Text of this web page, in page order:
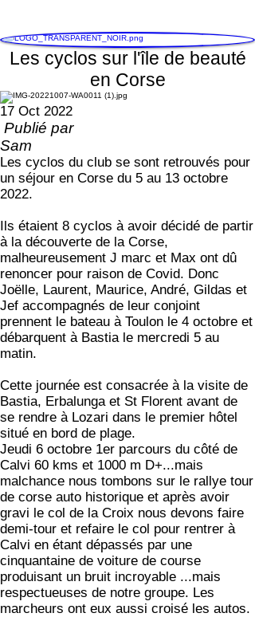
Les cyclos sur l'île de beauté
en Corse
17 Oct 2022
Publié par
Sam
Les cyclos du club se sont retrouvés pour
un séjour en Corse du 5 au 13 octobre
2022.
Ils étaient 8 cyclos à avoir décidé de partir
à la découverte de la Corse,
malheureusement J marc et Max ont dû
renoncer pour raison de Covid. Donc
Joëlle, Laurent, Maurice, André, Gildas et
Jef accompagnés de leur conjoint
prennent le bateau à Toulon le 4 octobre et
débarquent à Bastia le mercredi 5 au
matin.
Cette journée est consacrée à la visite de
Bastia, Erbalunga et St Florent avant de
se rendre à Lozari dans le premier hôtel
situé en bord de plage.
Jeudi 6 octobre 1er parcours du côté de
Calvi 60 kms et 1000 m D+...mais
malchance nous tombons sur le rallye tour
de corse auto historique et après avoir
gravi le col de la Croix nous devons faire
demi-tour et refaire le col pour rentrer à
Calvi en étant dépassés par une
cinquantaine de voiture de course
produisant un bruit incroyable ...mais
respectueuses de notre groupe. Les
marcheurs ont eux aussi croisé les autos.